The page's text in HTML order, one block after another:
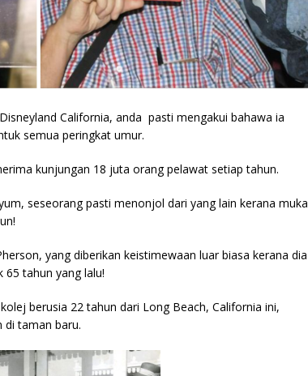
California, anda pasti mengakui bahawa ia
semua peringkat umur.
kunjungan 18 juta orang pelawat setiap tahun.
seseorang pasti menonjol dari yang lain kerana muka
yang diberikan keistimewaan luar biasa kerana dia
65 tahun yang lalu!
berusia 22 tahun dari Long Beach, California ini,
di taman baru.